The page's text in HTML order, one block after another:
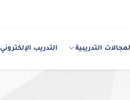
التدريبية التدريب الإلكتروني